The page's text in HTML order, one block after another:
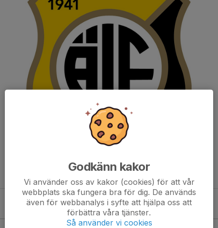
Kommande aktiviteter
Godkänn kakor
Vi använder oss av kakor (cookies) för att vår
webbplats ska fungera bra för dig. De används
även för webbanalys i syfte att hjälpa oss att
förbättra våra tjänster.
Så använder vi cookies